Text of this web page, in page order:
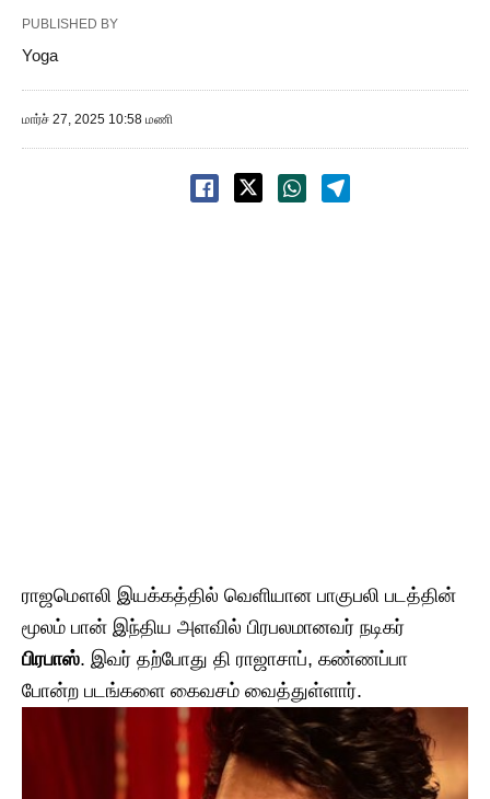
PUBLISHED BY
Yoga
மார்ச் 27, 2025 10:58 மணி
ராஜமௌலி இயக்கத்தில் வெளியான பாகுபலி படத்தின்
மூலம் பான் இந்திய அளவில் பிரபலமானவர் நடிகர்
பிரபாஸ். இவர் தற்போது தி ராஜாசாப், கண்ணப்பா
போன்ற படங்களை கைவசம் வைத்துள்ளார்.